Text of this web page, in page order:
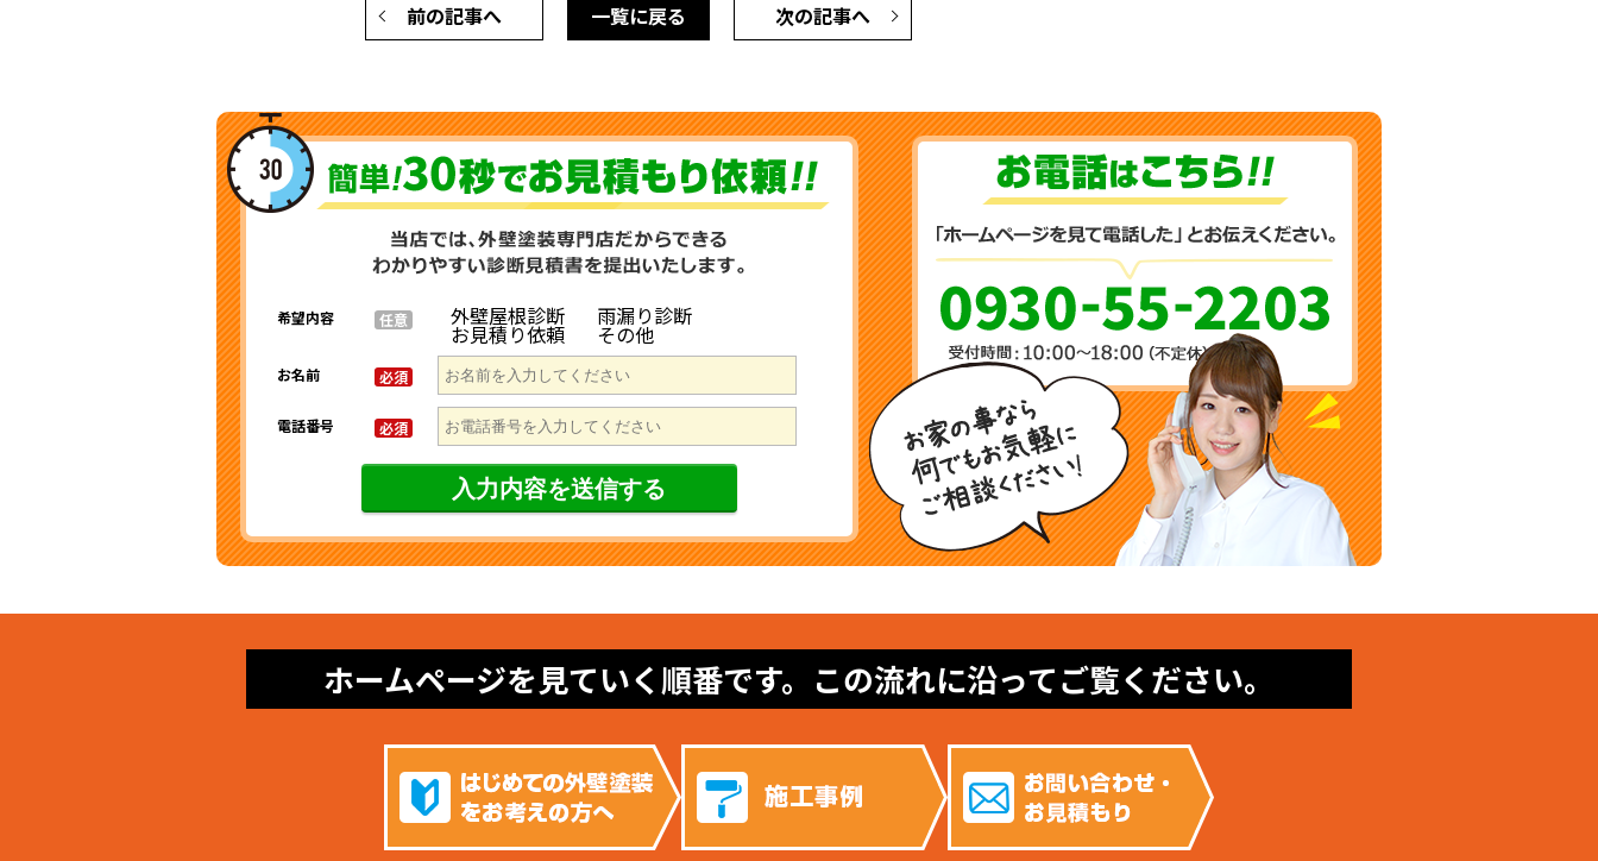
前の記事へ 次の記事へ
一覧に戻る
希望内容 任意 外壁屋根診断 雨漏り診断
お見積り依頼 その他
お名前 必須
電話番号 必須
ホームページを見ていく順番です。この流れに沿ってご覧ください。